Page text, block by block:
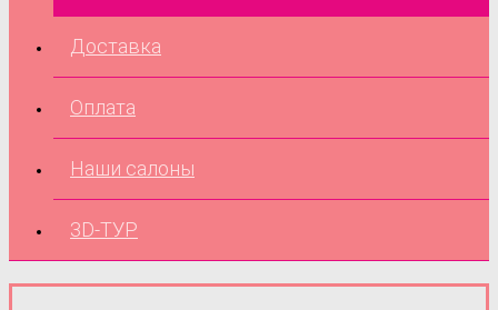
Доставка
Оплата
Наши салоны
3D-ТУР